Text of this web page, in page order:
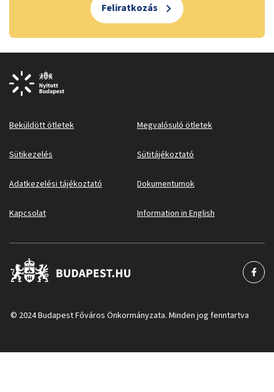
Feliratkozás
Beküldött ötletek Megvalósuló ötletek
Sütikezelés Sütitájékoztató
Adatkezelési tájékoztató Dokumentumok
Kapcsolat Information in English
© 2024 Budapest Főváros Önkormányzata. Minden jog fenntartva